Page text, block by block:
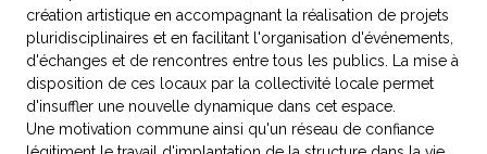
création artistique en accompagnant la réalisation de projets
pluridisciplinaires et en facilitant l'organisation d'événements,
d'échanges et de rencontres entre tous les publics. La mise à
disposition de ces locaux par la collectivité locale permet
d'insuffler une nouvelle dynamique dans cet espace.
Une motivation commune ainsi qu'un réseau de confiance